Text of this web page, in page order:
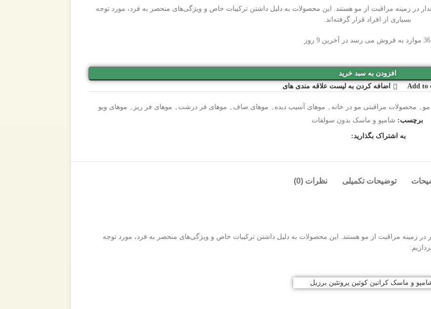
در زمینه مراقبت از مو هستند. این محصولات به دلیل داشتن ترکیبات خاص و ویژگی‌های منحصر به فرد، مورد توجه
بسیاری از افراد قرار گرفته‌اند.
36 موارد به فروش می رسد در آخرین 9 روز
افزودن به سبد خرید
Add to
اضافه کردن به لیست علاقه مندی های
, محصولات مراقبتی مو در خانه , موهای آسیب دیده , موهای صاف , موهای فر درشت , موهای فر ریز , موهای ویو
برچسب: شامپو و ماسک بدون سولفات
به اشتراک بگذارید:
توضیحات تکمیلی نظرات (0)
در زمینه مراقبت از مو هستند. این محصولات به دلیل داشتن ترکیبات خاص و ویژگی‌های منحصر به فرد، مورد توجه